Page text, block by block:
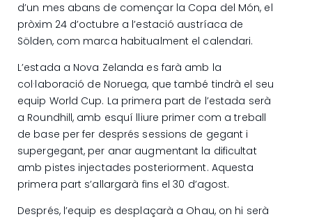
d’un mes abans de començar la Copa del Món, el
pròxim 24 d’octubre a l’estació austríaca de
Sölden, com marca habitualment el calendari.
L’estada a Nova Zelanda es farà amb la
col·laboració de Noruega, que també tindrà el seu
equip World Cup. La primera part de l’estada serà
a Roundhill, amb esquí lliure primer com a treball
de base per fer després sessions de gegant i
supergegant, per anar augmentant la dificultat
amb pistes injectades posteriorment. Aquesta
primera part s’allargarà fins el 30 d’agost.
Després, l’equip es desplaçarà a Ohau, on hi serà